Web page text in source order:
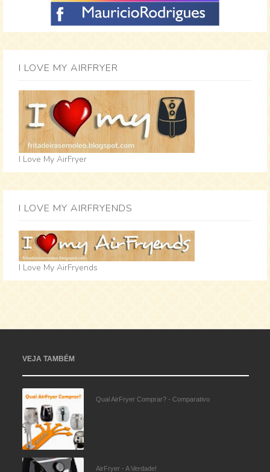
I LOVE MY AIRFRYER
I Love My AirFryer
I LOVE MY AIRFRYENDS
I Love My AirFryends
VEJA TAMBÉM
Qual AirFryer Comprar? - Comparativo
AirFryer - A Verdade!